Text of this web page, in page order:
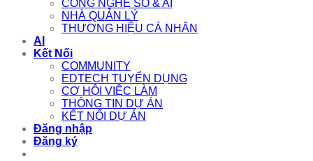
CÔNG NGHỆ SỐ & AI
NHÀ QUẢN LÝ
THƯƠNG HIỆU CÁ NHÂN
AI
Kết Nối
COMMUNITY
EDTECH TUYỂN DỤNG
CƠ HỘI VIỆC LÀM
THÔNG TIN DỰ ÁN
KẾT NỐI DỰ ÁN
Đăng nhập
Đăng ký